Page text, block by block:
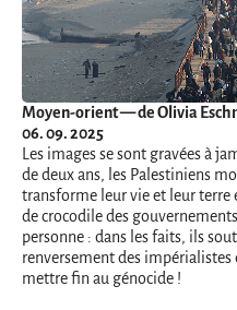
Moyen-orient— de Olivia
06. 09. 2025
Les images se sont gravées à
de deux ans, les Palestiniens
transforme leur vie et leur terre
de crocodile des
personne : dans les faits, ils
renversement des impérialistes
mettre fin au génocide !